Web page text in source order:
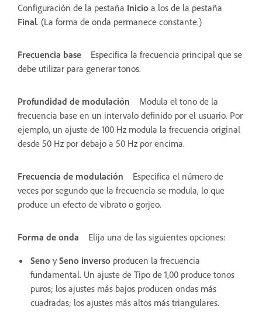
Configuración de la pestaña Inicio a los de la pestaña
Final. (La forma de onda permanece constante.)
Frecuencia base
Especifica la frecuencia principal que se
debe utilizar para generar tonos.
Profundidad de modulación
Modula el tono de la
frecuencia base en un intervalo definido por el usuario. Por
ejemplo, un ajuste de 100 Hz modula la frecuencia original
desde 50 Hz por debajo a 50 Hz por encima.
Frecuencia de modulación
Especifica el número de
veces por segundo que la frecuencia se modula, lo que
produce un efecto de vibrato o gorjeo.
Forma de onda
Elija una de las siguientes opciones:
Seno y Seno inverso producen la frecuencia
fundamental. Un ajuste de Tipo de 1,00 produce tonos
puros; los ajustes más bajos producen ondas más
cuadradas; los ajustes más altos más triangulares.